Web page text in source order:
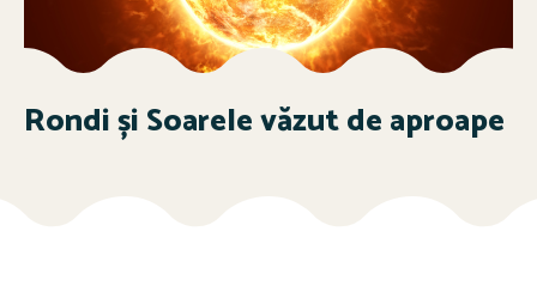
Rondi și Soarele văzut de aproape